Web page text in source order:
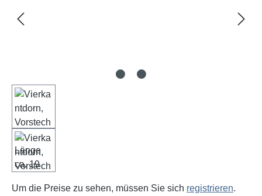
Um die Preise zu sehen, müssen Sie sich registrieren.